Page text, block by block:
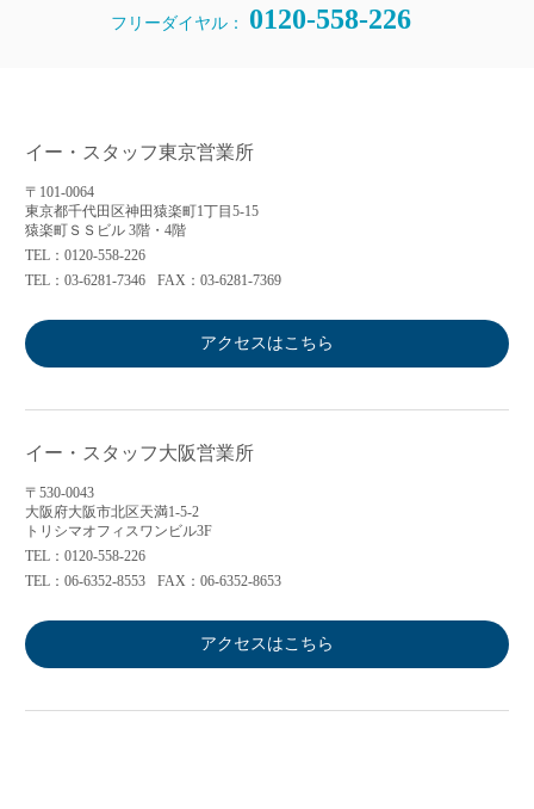
フリーダイヤル： 0120-558-226
イー・スタッフ東京営業所
〒101-0064
東京都千代田区神田猿楽町1丁目5-15
猿楽町ＳＳビル 3階・4階
TEL：0120-558-226
TEL：03-6281-7346
FAX：03-6281-7369
アクセスはこちら
イー・スタッフ大阪営業所
〒530-0043
大阪府大阪市北区天満1-5-2
トリシマオフィスワンビル3F
TEL：0120-558-226
TEL：06-6352-8553
FAX：06-6352-8653
アクセスはこちら